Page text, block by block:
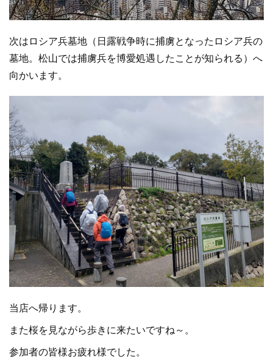
次はロシア兵墓地（日露戦争時に捕虜となったロシア兵の
墓地。松山では捕虜兵を博愛処遇したことが知られる）へ
向かいます。
当店へ帰ります。
また桜を見ながら歩きに来たいですね～。
参加者の皆様お疲れ様でした。